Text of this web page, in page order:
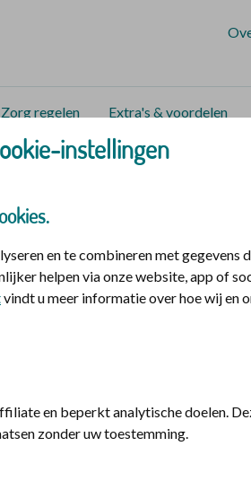
Zorg regelen Extra's & voordelen
reiskosten aanvragen
aanvragen
speciale regels. Het gaat om
Of als u gereisd heeft met een
instellingen
en te combineren met gegevens
helpen via onze website, app of
vindt u meer informatie over hoe wij en
en beperkt analytische doelen.
zonder uw toestemming.